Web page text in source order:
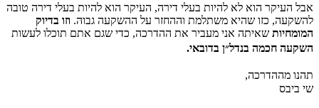
אבל העיקר הוא לא להיות בעלי דירה, העיקר הוא להיות בעלי דירה טובה
להשקעה, כזו שהיא משתלמת וההחזר על ההשקעה גבוה. וזו בדיוק
המומחיות שאיתה אני מעביר את ההדרכה, כדי שגם אתם תוכלו לעשות
השקעה חכמה בנדל״ן בדובאי.
תהנו מההדרכה,
שי ביבס